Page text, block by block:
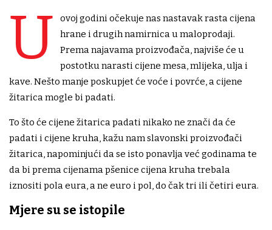
U
ovoj godini očekuje nas nastavak rasta cijena
hrane i drugih namirnica u maloprodaji.
Prema najavama proizvođača, najviše će u
postotku narasti cijene mesa, mlijeka, ulja i
kave. Nešto manje poskupjet će voće i povrće, a cijene
žitarica mogle bi padati.
To što će cijene žitarica padati nikako ne znači da će
padati i cijene kruha, kažu nam slavonski proizvođači
žitarica, napominjući da se isto ponavlja već godinama te
da bi prema cijenama pšenice cijena kruha trebala
iznositi pola eura, a ne euro i pol, do čak tri ili četiri eura.
Mjere su se istopile